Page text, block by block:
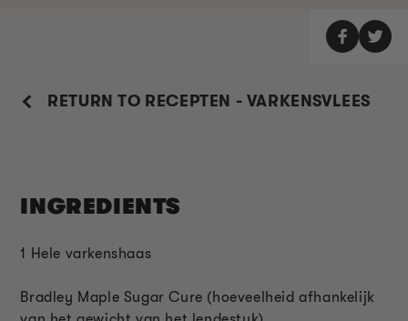
RETURN TO RECEPTEN - VARKENSVLEES
INGREDIENTS
1 Hele varkenshaas
Bradley Maple Sugar Cure (hoeveelheid afhankelijk